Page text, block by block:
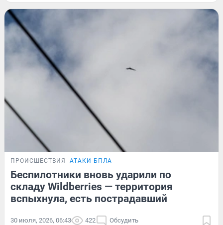
ПРОИСШЕСТВИЯ АТАКИ БПЛА
Беспилотники вновь ударили по
складу Wildberries — территория
вспыхнула, есть пострадавший
30 июля, 2026, 06:43 422 Обсудить